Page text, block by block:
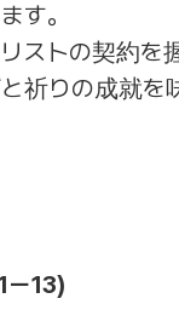
す。
トの契約を
祈りの成就
ー13)